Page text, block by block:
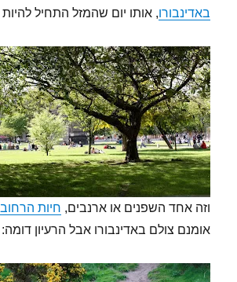
באדינבורו, אותו יום שהמזל התחיל להיות
וזה אחד השפנים או ארנבים, חיות
אומנם צולם באדינבורו אבל הרעיון דומה: